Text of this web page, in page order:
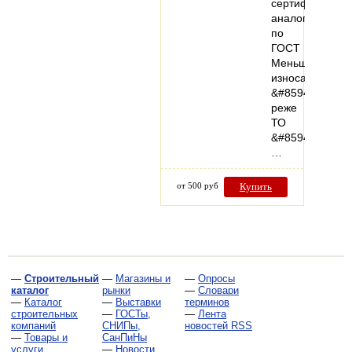
аналоги
по
ГОСТ
Меньше
износа
&#8594;
реже
ТО
&#8594;
от 500 руб Купить
— Строительный
каталог
— Каталог
строительных
компаний
— Товары и
услуги
— Магазины и
рынки
— Выставки
— ГОСТы,
СНИПы,
СанПиНы
— Новости
— Опросы
— Словари
терминов
— Лента
новостей RSS